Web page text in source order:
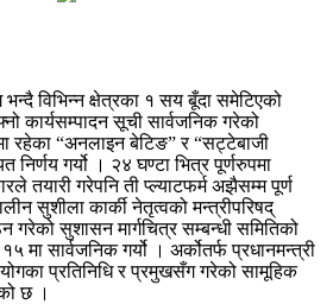
विभिन्न क्षेत्रका १ सय बूँदा समेटिएको
कार्यसम्पादन सूची सार्वजनिक गरेको
रहेका “अनलाइन बेटिङ” र “सट्टेबाजी
निर्णय गर्यो । २४ घण्टा भित्र पूर्णरुपमा
तयारी गरेपनि ती प्ल्याटफर्म अझैसम्म पूर्ण
सुशीला कार्की नेतृत्वको मन्त्रीपरिषद्
सुशासन मार्गचित्र सम्बन्धी समितिको
मा सार्वजनिक गर्यो । अर्कोतर्फ प्रधानमन्त्री
प्रतिनिधि र प्रमुखसँग गरेको सामूहिक
छ ।